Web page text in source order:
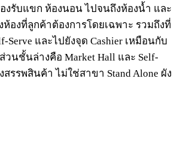
รับแขก ห้องนอน ไปจนถึงห้องน้ำ และ
องที่ลูกค้าต้องการโดยเฉพาะ รวมถึงที่
และไปยังจุด Cashier เหมือนกับ
นชั้นล่างคือ Market Hall และ Self-
รพสินค้า ไม่ใช่สาขา Stand Alone ผัง